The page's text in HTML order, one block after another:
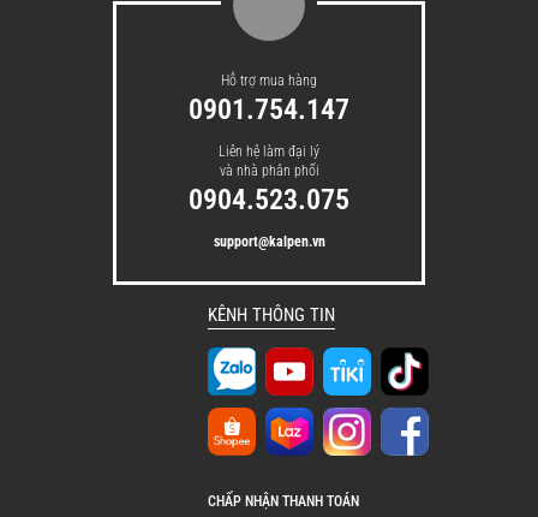
Hỗ trợ mua hàng
0901.754.147
Liên hệ làm đại lý
và nhà phân phối
0904.523.075
support@kalpen.vn
KÊNH THÔNG TIN
CHẤP NHẬN THANH TOÁN